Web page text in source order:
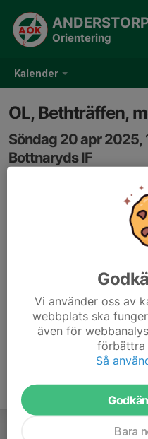
Kalender
Orientering
OL, Bethträffen,
Söndag 20 apr
Bottnaryds IF
Vi använder oss av
webbplats ska
även för
förbättra
Så
Bara